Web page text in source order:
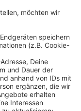
Wochen
Menschen in
Vergangenen
Das ist ein
damit liegt
in den
Menschen